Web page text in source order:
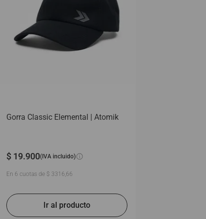
Gorra Classic Elemental | Atomik
$ 19.900(IVA incluido)
En 6 cuotas de $ 3316,66